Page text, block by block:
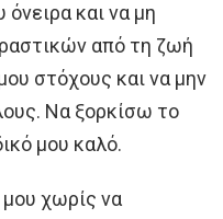
και να μη
από τη ζωή
στόχους και να μην
Να ξορκίσω το
μου καλό.
χωρίς να